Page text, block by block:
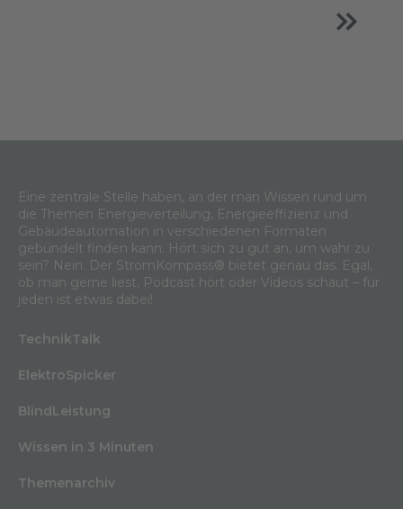
Eine zentrale Stelle haben, an der man Wissen rund um
die Themen Energieverteilung, Energieeffizienz und
Gebäudeautomation in verschiedenen Formaten
gebündelt finden kann. Hört sich zu gut an, um wahr zu
sein? Nein. Der StromKompass® bietet genau das. Egal,
ob man gerne liest, Podcast hört oder Videos schaut – für
jeden ist etwas dabei!
TechnikTalk
ElektroSpicker
BlindLeistung
Wissen in 3 Minuten
Themenarchiv